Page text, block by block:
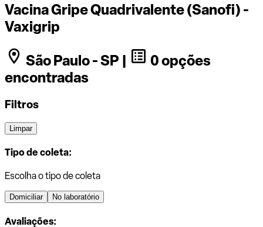
Vacina Gripe Quadrivalente (Sanofi) -
Vaxigrip
São Paulo - SP |
0 opções
encontradas
Filtros
Limpar
Tipo de coleta:
Escolha o tipo de coleta
Domiciliar No laboratório
Avaliações: